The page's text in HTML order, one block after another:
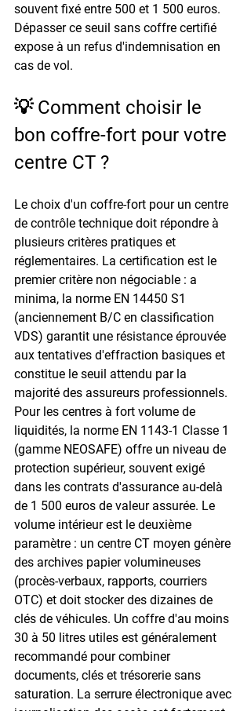
souvent fixé entre 500 et 1 500 euros.
Dépasser ce seuil sans coffre certifié
expose à un refus d'indemnisation en
cas de vol.
💡 Comment choisir le
bon coffre-fort pour votre
centre CT ?
Le choix d'un coffre-fort pour un centre
de contrôle technique doit répondre à
plusieurs critères pratiques et
réglementaires. La certification est le
premier critère non négociable : a
minima, la norme EN 14450 S1
(anciennement B/C en classification
VDS) garantit une résistance éprouvée
aux tentatives d'effraction basiques et
constitue le seuil attendu par la
majorité des assureurs professionnels.
Pour les centres à fort volume de
liquidités, la norme EN 1143-1 Classe 1
(gamme NEOSAFE) offre un niveau de
protection supérieur, souvent exigé
dans les contrats d'assurance au-delà
de 1 500 euros de valeur assurée. Le
volume intérieur est le deuxième
paramètre : un centre CT moyen génère
des archives papier volumineuses
(procès-verbaux, rapports, courriers
OTC) et doit stocker des dizaines de
clés de véhicules. Un coffre d'au moins
30 à 50 litres utiles est généralement
recommandé pour combiner
documents, clés et trésorerie sans
saturation. La serrure électronique avec